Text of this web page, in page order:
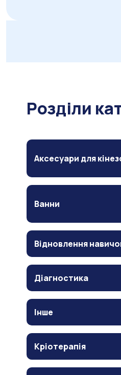
Розділи
Аксесуари для
Ванни
Відновлення
Діагностика
Інше
Кріотерапія